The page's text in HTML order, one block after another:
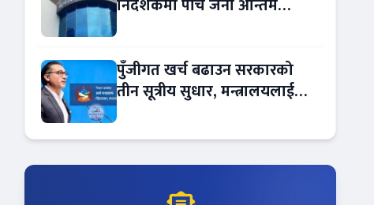
पुँजीगत खर्च बढाउन सरकारको
तीन सूत्रीय सुधार, मन्त्रालयलाई